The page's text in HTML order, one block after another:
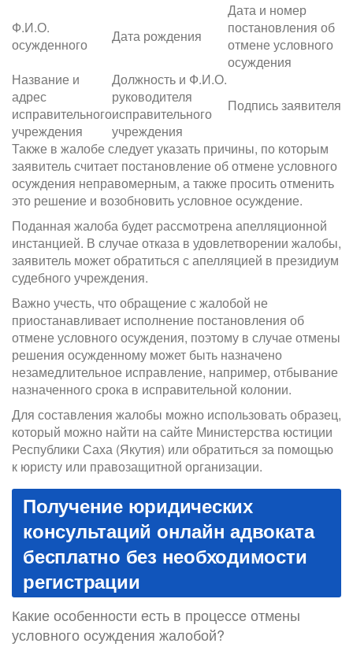
Ф.И.О.
осужденного
Дата рождения
Дата и номер
постановления об
отмене условного
осуждения
Название и
адрес
исправительного
учреждения
Должность и Ф.И.О.
руководителя
исправительного
учреждения
Подпись заявителя
Также в жалобе следует указать причины, по которым
заявитель считает постановление об отмене условного
осуждения неправомерным, а также просить отменить
это решение и возобновить условное осуждение.
Поданная жалоба будет рассмотрена апелляционной
инстанцией. В случае отказа в удовлетворении жалобы,
заявитель может обратиться с апелляцией в президиум
судебного учреждения.
Важно учесть, что обращение с жалобой не
приостанавливает исполнение постановления об
отмене условного осуждения, поэтому в случае отмены
решения осужденному может быть назначено
незамедлительное исправление, например, отбывание
назначенного срока в исправительной колонии.
Для составления жалобы можно использовать образец,
который можно найти на сайте Министерства юстиции
Республики Саха (Якутия) или обратиться за помощью
к юристу или правозащитной организации.
Получение юридических
консультаций онлайн адвоката
бесплатно без необходимости
регистрации
Какие особенности есть в процессе отмены
условного осуждения жалобой?